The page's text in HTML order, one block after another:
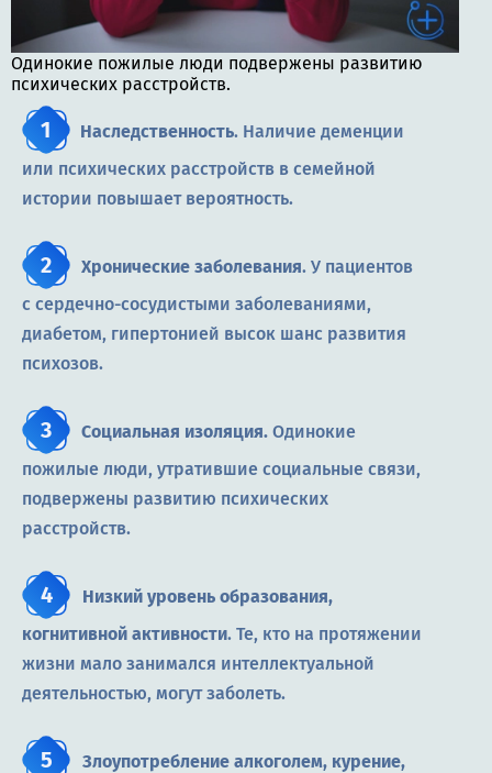
Одинокие пожилые люди подвержены развитию
психических расстройств.
Наследственность. Наличие деменции
или психических расстройств в семейной
истории повышает вероятность.
Хронические заболевания. У пациентов
с сердечно-сосудистыми заболеваниями,
диабетом, гипертонией высок шанс развития
психозов.
Социальная изоляция. Одинокие
пожилые люди, утратившие социальные связи,
подвержены развитию психических
расстройств.
Низкий уровень образования,
когнитивной активности. Те, кто на протяжении
жизни мало занимался интеллектуальной
деятельностью, могут заболеть.
Злоупотребление алкоголем, курение,